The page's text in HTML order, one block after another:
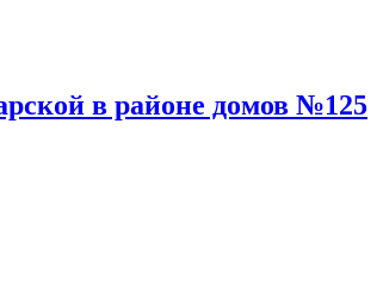
в районе домов №125